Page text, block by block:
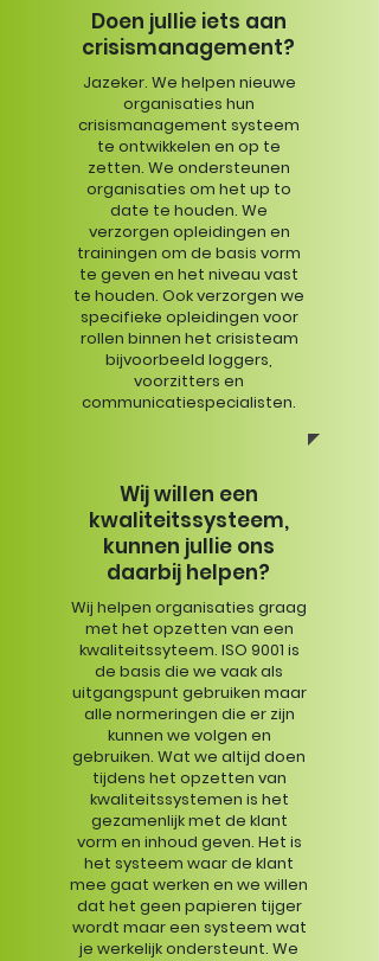
Doen jullie iets aan
crisismanagement?
Jazeker. We helpen nieuwe
organisaties hun
crisismanagement systeem
te ontwikkelen en op te
zetten. We ondersteunen
organisaties om het up to
date te houden. We
verzorgen opleidingen en
trainingen om de basis vorm
te geven en het niveau vast
te houden. Ook verzorgen we
specifieke opleidingen voor
rollen binnen het crisisteam
bijvoorbeeld loggers,
voorzitters en
communicatiespecialisten.
Wij willen een
kwaliteitssysteem,
kunnen jullie ons
daarbij helpen?
Wij helpen organisaties graag
met het opzetten van een
kwaliteitssyteem. ISO 9001 is
de basis die we vaak als
uitgangspunt gebruiken maar
alle normeringen die er zijn
kunnen we volgen en
gebruiken. Wat we altijd doen
tijdens het opzetten van
kwaliteitssystemen is het
gezamenlijk met de klant
vorm en inhoud geven. Het is
het systeem waar de klant
mee gaat werken en we willen
dat het geen papieren tijger
wordt maar een systeem wat
je werkelijk ondersteunt. We